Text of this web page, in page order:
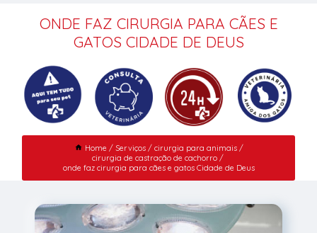
ONDE FAZ CIRURGIA PARA CÃES E
GATOS CIDADE DE DEUS
Home Serviços
cirurgia para animais
cirurgia de castração de cachorro
onde faz cirurgia para cães e gatos Cidade de Deus